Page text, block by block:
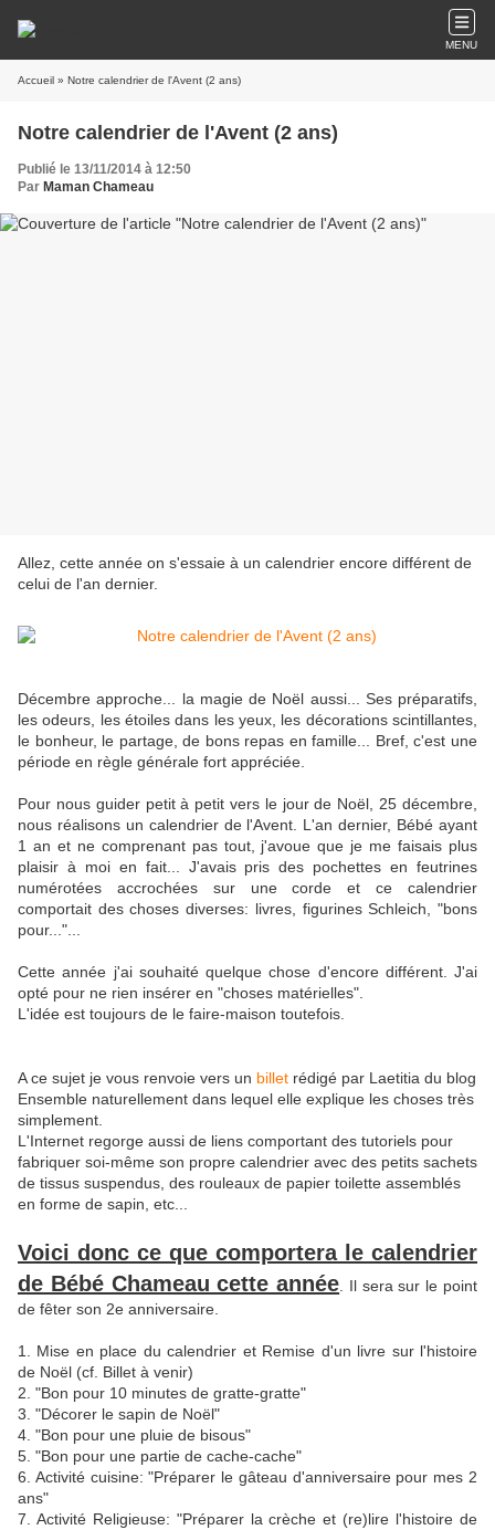
MENU
Accueil » Notre calendrier de l'Avent (2 ans)
Notre calendrier de l'Avent (2 ans)
Publié le 13/11/2014 à 12:50
Par Maman Chameau
Allez, cette année on s'essaie à un calendrier encore différent de
celui de l'an dernier.
Décembre approche... la magie de Noël aussi... Ses préparatifs,
les odeurs, les étoiles dans les yeux, les décorations scintillantes,
le bonheur, le partage, de bons repas en famille... Bref, c'est une
période en règle générale fort appréciée.
Pour nous guider petit à petit vers le jour de Noël, 25 décembre,
nous réalisons un calendrier de l'Avent. L'an dernier, Bébé ayant
1 an et ne comprenant pas tout, j'avoue que je me faisais plus
plaisir à moi en fait... J'avais pris des pochettes en feutrines
numérotées accrochées sur une corde et ce calendrier
comportait des choses diverses: livres, figurines Schleich, "bons
pour..."...
Cette année j'ai souhaité quelque chose d'encore différent. J'ai
opté pour ne rien insérer en "choses matérielles".
L'idée est toujours de le faire-maison toutefois.
A ce sujet je vous renvoie vers un billet rédigé par Laetitia du blog
Ensemble naturellement dans lequel elle explique les choses très
simplement.
L'Internet regorge aussi de liens comportant des tutoriels pour
fabriquer soi-même son propre calendrier avec des petits sachets
de tissus suspendus, des rouleaux de papier toilette assemblés
en forme de sapin, etc...
Voici donc ce que comportera le calendrier
de Bébé Chameau cette année . Il sera sur le point
de fêter son 2e anniversaire.
1. Mise en place du calendrier et Remise d'un livre sur l'histoire
de Noël (cf. Billet à venir)
2. "Bon pour 10 minutes de gratte-gratte"
3. "Décorer le sapin de Noël"
4. "Bon pour une pluie de bisous"
5. "Bon pour une partie de cache-cache"
6. Activité cuisine: "Préparer le gâteau d'anniversaire pour mes 2
ans"
7. Activité Religieuse: "Préparer la crèche et (re)lire l'histoire de